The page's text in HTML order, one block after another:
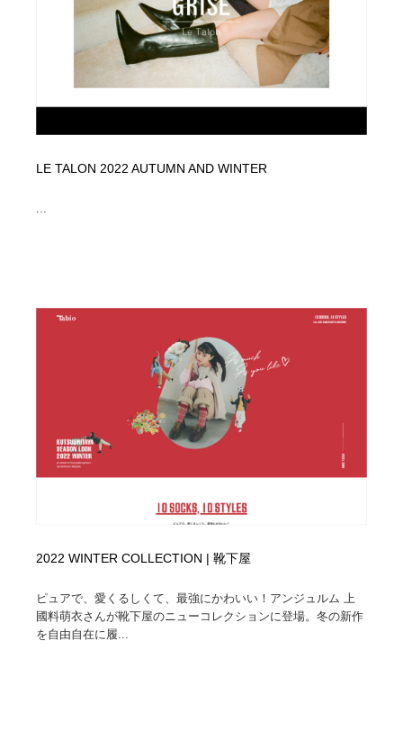
LE TALON 2022 AUTUMN AND WINTER
2022 WINTER COLLECTION | 靴下屋
ピュアで、愛くるしくて、最強にかわいい！アンジュルム 上
國料萌衣さんが靴下屋のニューコレクションに登場。冬の新作
を自由自在に履...